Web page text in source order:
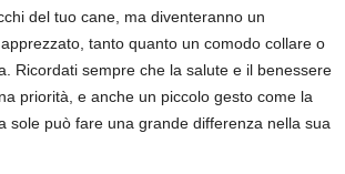
del tuo cane, ma diventeranno un
tanto quanto un comodo collare o
Ricordati sempre che la salute e il benessere
priorità, e anche un piccolo gesto come la
sole può fare una grande differenza nella sua